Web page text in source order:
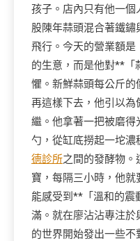
孩子。店內只有他一個
股陳年蒜頭混合著鐵
飛行。今天的營業額是
的生意，而是他對**「
懼。新鮮蒜頭每公斤的
再這樣下去，他引以為
繼。他拿著一把被磨得
勺，從缸底撈起一坨
德診所之間的發酵物。
寶，每隔三小時，他
能感受到**「溫和的震
滿。就在廖沾沾專注
的世界開始發出一些